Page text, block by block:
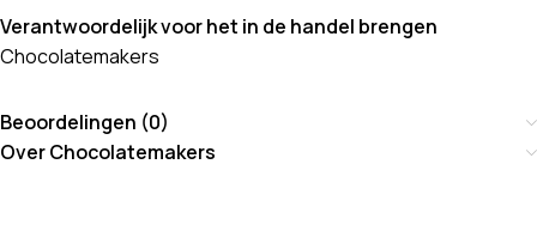
Verantwoordelijk voor het in de handel brengen
Chocolatemakers
Beoordelingen (0)
Over Chocolatemakers